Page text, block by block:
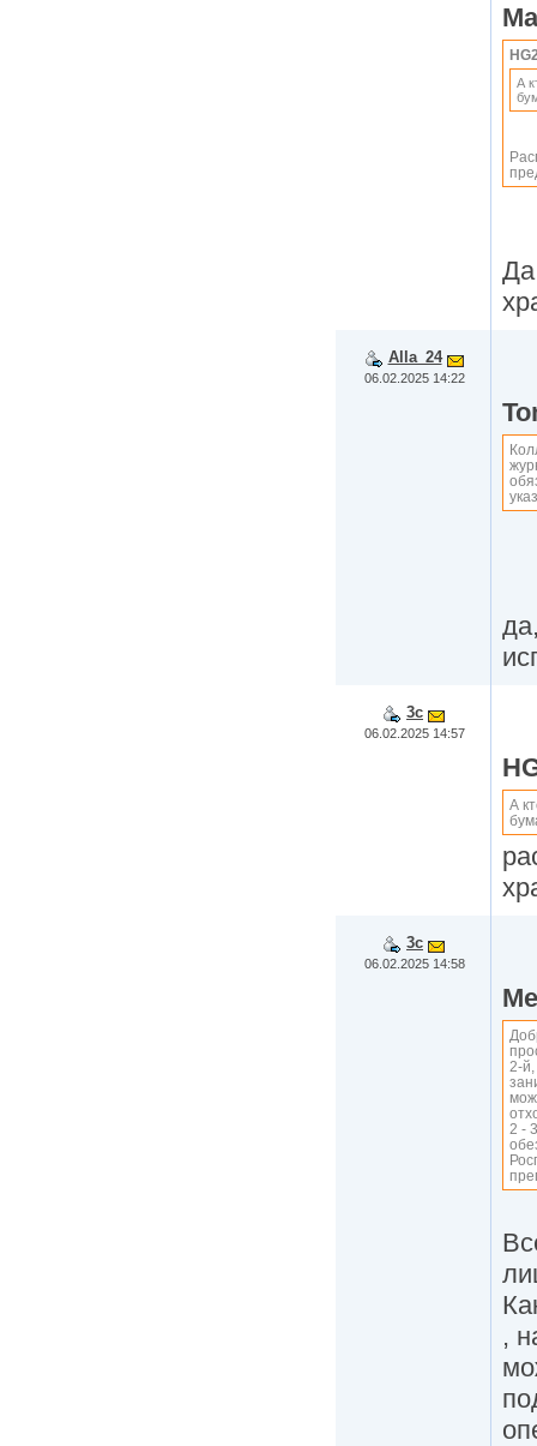
А
Alla_24
06.02.2025 14:22
3c
06.02.2025 14:57
А
3c
06.02.2025 14:58
2-
2 -
,